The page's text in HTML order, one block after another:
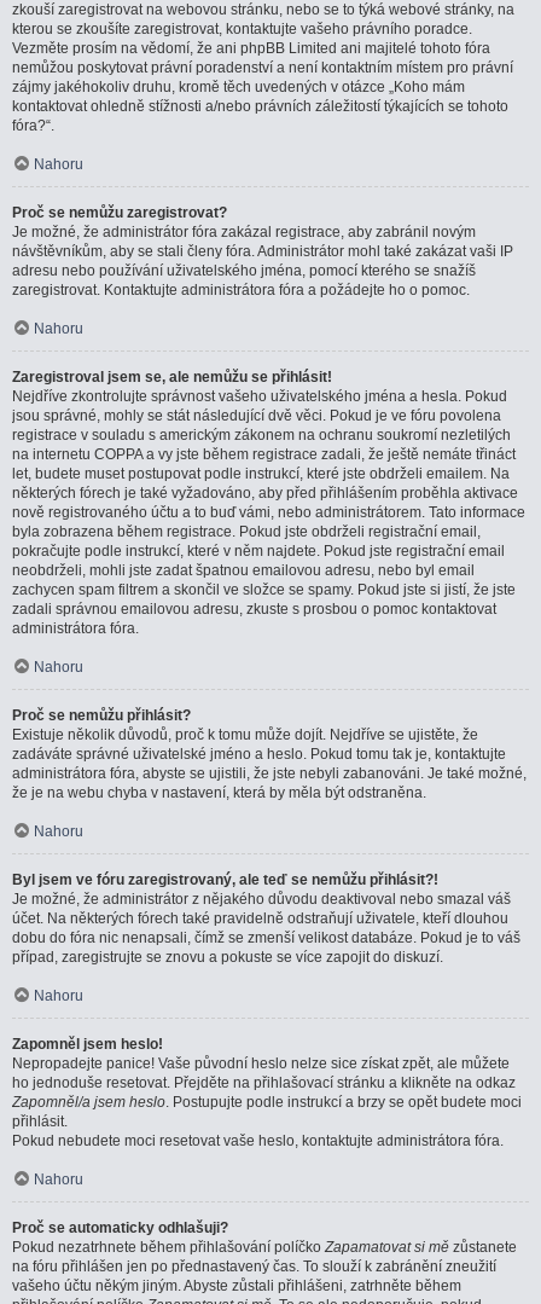
zkouší zaregistrovat na webovou stránku, nebo se to týká webové stránky, na
kterou se zkoušíte zaregistrovat, kontaktujte vašeho právního poradce.
Vezměte prosím na vědomí, že ani phpBB Limited ani majitelé tohoto fóra
nemůžou poskytovat právní poradenství a není kontaktním místem pro právní
zájmy jakéhokoliv druhu, kromě těch uvedených v otázce „Koho mám
kontaktovat ohledně stížnosti a/nebo právních záležitostí týkajících se tohoto
fóra?“.
Nahoru
Proč se nemůžu zaregistrovat?
Je možné, že administrátor fóra zakázal registrace, aby zabránil novým
návštěvníkům, aby se stali členy fóra. Administrátor mohl také zakázat vaši IP
adresu nebo používání uživatelského jména, pomocí kterého se snažíš
zaregistrovat. Kontaktujte administrátora fóra a požádejte ho o pomoc.
Nahoru
Zaregistroval jsem se, ale nemůžu se přihlásit!
Nejdříve zkontrolujte správnost vašeho uživatelského jména a hesla. Pokud
jsou správné, mohly se stát následující dvě věci. Pokud je ve fóru povolena
registrace v souladu s americkým zákonem na ochranu soukromí nezletilých
na internetu COPPA a vy jste během registrace zadali, že ještě nemáte třináct
let, budete muset postupovat podle instrukcí, které jste obdrželi emailem. Na
některých fórech je také vyžadováno, aby před přihlášením proběhla aktivace
nově registrovaného účtu a to buď vámi, nebo administrátorem. Tato informace
byla zobrazena během registrace. Pokud jste obdrželi registrační email,
pokračujte podle instrukcí, které v něm najdete. Pokud jste registrační email
neobdrželi, mohli jste zadat špatnou emailovou adresu, nebo byl email
zachycen spam filtrem a skončil ve složce se spamy. Pokud jste si jistí, že jste
zadali správnou emailovou adresu, zkuste s prosbou o pomoc kontaktovat
administrátora fóra.
Nahoru
Proč se nemůžu přihlásit?
Existuje několik důvodů, proč k tomu může dojít. Nejdříve se ujistěte, že
zadáváte správné uživatelské jméno a heslo. Pokud tomu tak je, kontaktujte
administrátora fóra, abyste se ujistili, že jste nebyli zabanováni. Je také možné,
že je na webu chyba v nastavení, která by měla být odstraněna.
Nahoru
Byl jsem ve fóru zaregistrovaný, ale teď se nemůžu přihlásit?!
Je možné, že administrátor z nějakého důvodu deaktivoval nebo smazal váš
účet. Na některých fórech také pravidelně odstraňují uživatele, kteří dlouhou
dobu do fóra nic nenapsali, čímž se zmenší velikost databáze. Pokud je to váš
případ, zaregistrujte se znovu a pokuste se více zapojit do diskuzí.
Nahoru
Zapomněl jsem heslo!
Nepropadejte panice! Vaše původní heslo nelze sice získat zpět, ale můžete
ho jednoduše resetovat. Přejděte na přihlašovací stránku a klikněte na odkaz
Zapomněl/a jsem heslo. Postupujte podle instrukcí a brzy se opět budete moci
přihlásit.
Pokud nebudete moci resetovat vaše heslo, kontaktujte administrátora fóra.
Nahoru
Proč se automaticky odhlašuji?
Pokud nezatrhnete během přihlašování políčkoZapamatovat si mě zůstanete
na fóru přihlášen jen po přednastavený čas. To slouží k zabránění zneužití
vašeho účtu někým jiným. Abyste zůstali přihlášeni, zatrhněte během